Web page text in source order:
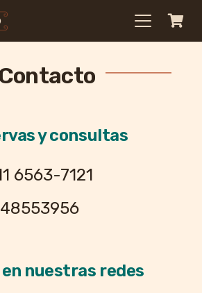
Contacto
y consultas
6563-7121
nuestras redes